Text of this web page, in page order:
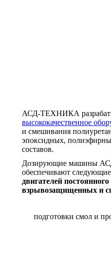
АСД-ТЕХНИКА
высококачественное
и смешивания
эпоксидных,
составов.
Дозирующие машины
обеспечивают
двигателей
взрывозащищенных и
подготовки смол и